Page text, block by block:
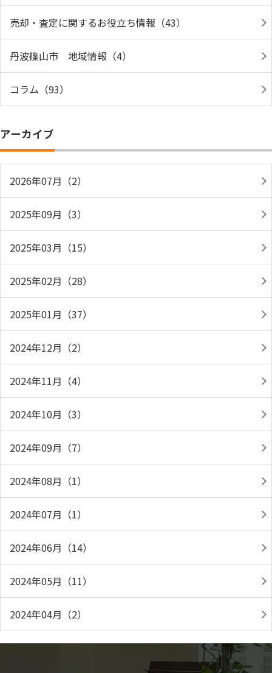
売却・査定に関するお役立ち情報（43）
丹波篠山市 地域情報（4）
コラム（93）
アーカイブ
2026年07月（2）
2025年09月（3）
2025年03月（15）
2025年02月（28）
2025年01月（37）
2024年12月（2）
2024年11月（4）
2024年10月（3）
2024年09月（7）
2024年08月（1）
2024年07月（1）
2024年06月（14）
2024年05月（11）
2024年04月（2）